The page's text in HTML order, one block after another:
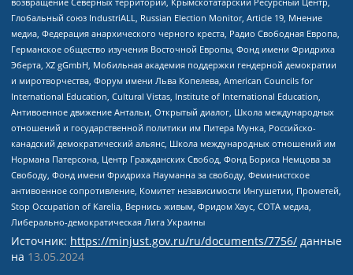
Глобальный союз IndustriALL, Russian Election Monitor, Article 19, Мнение
медиа, Федерация анархического черного креста, Радио Свободная Европа,
Германское общество изучения Восточной Европы, Фонд имени Фридриха
Эберта, XZ gGmbH, Мобильная академия поддержки гендерной демократии
и миротворчества, Форум имени Льва Копелева, American Councils for
International Education, Cultural Vistas, Institute of International Education,
Антивоенное движение Антальи, Открытый диалог, Школа международных
отношений и государственной политики им Питера Мунка, Российско-
канадский демократический альянс, Школа международных отношений им
Нормана Патерсона, Центр Гражданских Свобод, Фонд Бориса Немцова за
Свободу, Фонд имени Фридриха Науманна за свободу, Феминистское
антивоенное сопротивление, Комитет независимости Ингушетии, Прометей,
Stop Occupation of Karelia, Вернись живым, Фридом Хаус, СОТА медиа,
Либерально-демократическая Лига Украины
Источник: https://minjust.gov.ru/ru/documents/7756/ данные
на 13.05.2024